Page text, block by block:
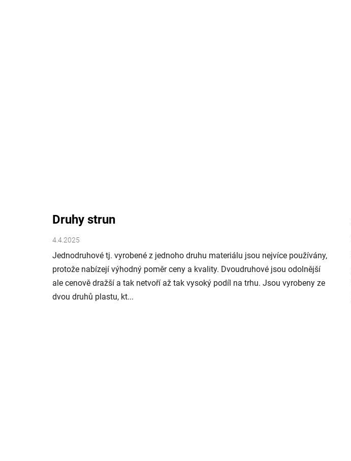
Druhy strun
4.4.2025
Jednodruhové tj. vyrobené z jednoho druhu materiálu jsou nejvíce používány,
protože nabízejí výhodný poměr ceny a kvality. Dvoudruhové jsou odolnější
ale cenově dražší a tak netvoří až tak vysoký podíl na trhu. Jsou vyrobeny ze
dvou druhů plastu, kt...